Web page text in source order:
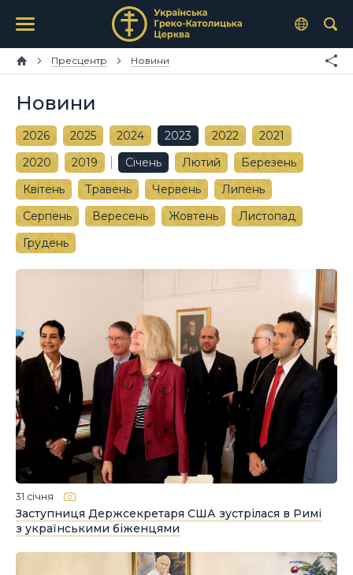
Пресцентр Новини
Новини
2026 2025 2024 2023 2022
2021
2020
2019 Січень Лютий
Березень
Квітень
Травень Червень
Липень
Серпень
Вересень Жовтень
Листопад
Грудень
31 січня
Заступниця Держсекретаря США зустрілася в Римі
з українськими біженцями